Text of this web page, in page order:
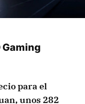
Gaming
para el
unos 282